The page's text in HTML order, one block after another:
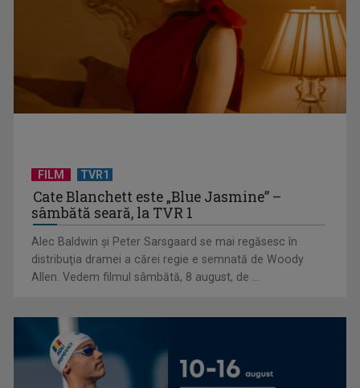
sistemul sanitar
„E cool să fii cult!”, în curând la TVR 1 și TVR 2
FILM TVR1
Cate Blanchett este „Blue Jasmine” –
sâmbătă seară, la TVR 1
Alec Baldwin şi Peter Sarsgaard se mai regăsesc în
distribuţia dramei a cărei regie e semnată de Woody
Allen. Vedem filmul sâmbătă, 8 august, de ...